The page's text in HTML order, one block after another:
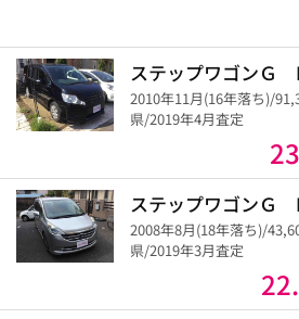
ステップワゴンＧ
2010年11月(16年落ち)/
県/2019年4月査定
ステップワゴンＧ
2008年8月(18年落ち)/
県/2019年3月査定